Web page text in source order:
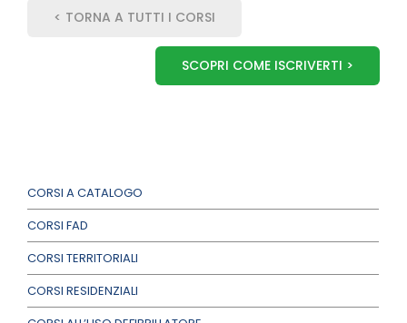
CORSI A CATALOGO
CORSI FAD
CORSI TERRITORIALI
CORSI RESIDENZIALI
< TORNA A TUTTI I CORSI
SCOPRI COME ISCRIVERTI >